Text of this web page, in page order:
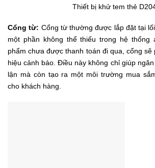
Thiết bị khử tem thẻ
Cổng từ: Cổng từ thường được lắp đặt tại
một phần không thể thiếu trong hệ thống
phẩm chưa được thanh toán đi qua, cổng sẽ
hiệu cảnh báo. Điều này không chỉ giúp
lận mà còn tạo ra một môi trường mua
cho khách hàng.